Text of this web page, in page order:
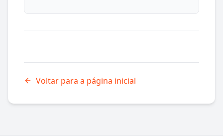
Voltar para a página inicial